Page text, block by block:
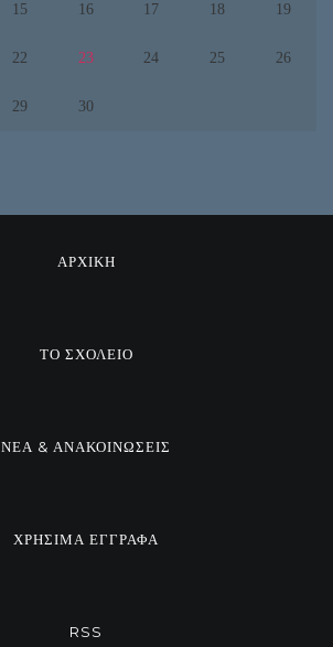
15 16 17 18 19
22 23 24 25 26
29 30
ΑΡΧΙΚΗ
ΤΟ ΣΧΟΛΕΙΟ
ΝΕΑ & ΑΝΑΚΟΙΝΩΣΕΙΣ
ΧΡΗΣΙΜΑ ΕΓΓΡΑΦΑ
RSS